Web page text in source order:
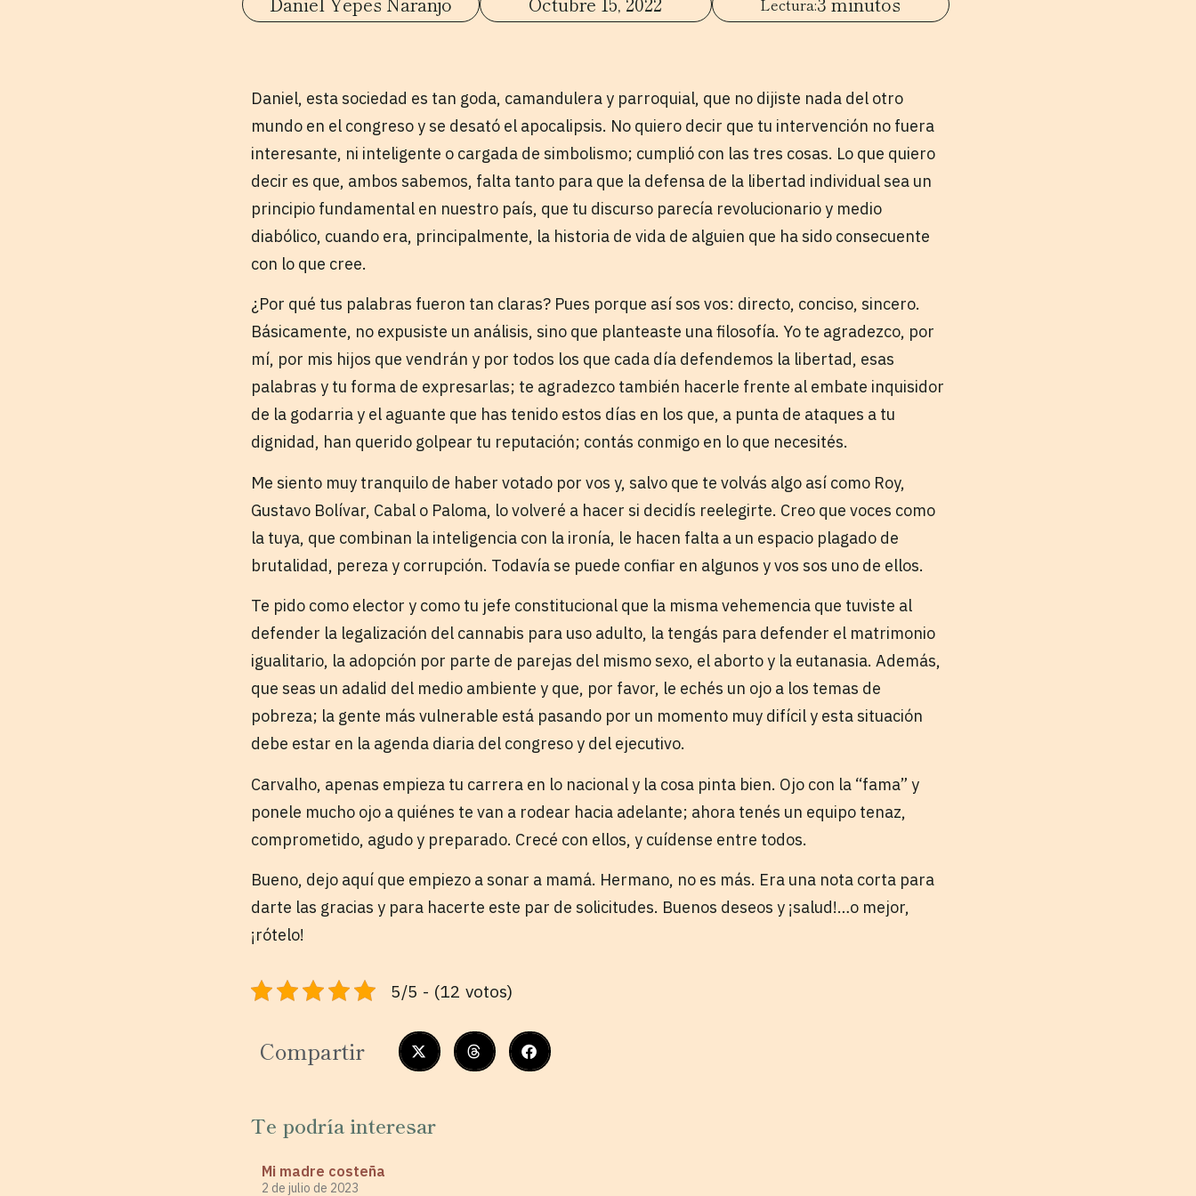
Daniel, esta sociedad es tan goda, camandulera y parroquial, que no dijiste nada del otro
mundo en el congreso y se desató el apocalipsis. No quiero decir que tu intervención no fuera
interesante, ni inteligente o cargada de simbolismo; cumplió con las tres cosas. Lo que quiero
decir es que, ambos sabemos, falta tanto para que la defensa de la libertad individual sea un
principio fundamental en nuestro país, que tu discurso parecía revolucionario y medio
diabólico, cuando era, principalmente, la historia de vida de alguien que ha sido consecuente
con lo que cree.
¿Por qué tus palabras fueron tan claras? Pues porque así sos vos: directo, conciso, sincero.
Básicamente, no expusiste un análisis, sino que planteaste una filosofía. Yo te agradezco, por
mí, por mis hijos que vendrán y por todos los que cada día defendemos la libertad, esas
palabras y tu forma de expresarlas; te agradezco también hacerle frente al embate inquisidor
de la godarria y el aguante que has tenido estos días en los que, a punta de ataques a tu
dignidad, han querido golpear tu reputación; contás conmigo en lo que necesités.
Me siento muy tranquilo de haber votado por vos y, salvo que te volvás algo así como Roy,
Gustavo Bolívar, Cabal o Paloma, lo volveré a hacer si decidís reelegirte. Creo que voces como
la tuya, que combinan la inteligencia con la ironía, le hacen falta a un espacio plagado de
brutalidad, pereza y corrupción. Todavía se puede confiar en algunos y vos sos uno de ellos.
Te pido como elector y como tu jefe constitucional que la misma vehemencia que tuviste al
defender la legalización del cannabis para uso adulto, la tengás para defender el matrimonio
igualitario, la adopción por parte de parejas del mismo sexo, el aborto y la eutanasia. Además,
que seas un adalid del medio ambiente y que, por favor, le echés un ojo a los temas de
pobreza; la gente más vulnerable está pasando por un momento muy difícil y esta situación
debe estar en la agenda diaria del congreso y del ejecutivo.
Carvalho, apenas empieza tu carrera en lo nacional y la cosa pinta bien. Ojo con la “fama” y
ponele mucho ojo a quiénes te van a rodear hacia adelante; ahora tenés un equipo tenaz,
comprometido, agudo y preparado. Crecé con ellos, y cuídense entre todos.
Bueno, dejo aquí que empiezo a sonar a mamá. Hermano, no es más. Era una nota corta para
darte las gracias y para hacerte este par de solicitudes. Buenos deseos y ¡salud!…o mejor,
¡rótelo!
5/5 - (12 votos)
Compartir
Te podría interesar
Mi madre costeña
2 de julio de 2023